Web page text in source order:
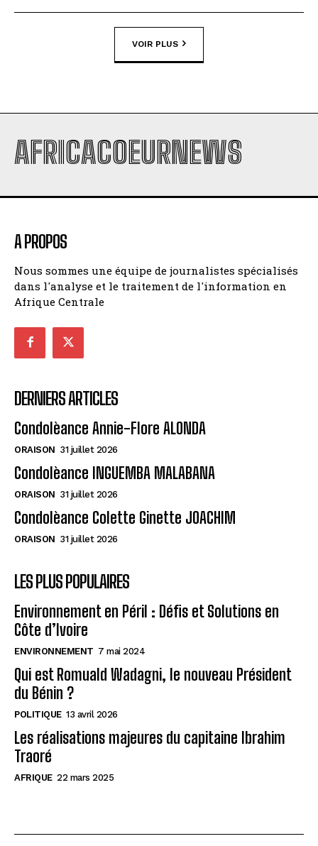
VOIR PLUS
AFRICACOEURNEWS
A PROPOS
Nous sommes une équipe de journalistes spécialisés
dans l'analyse et le traitement de l'information en
Afrique Centrale
DERNIERS ARTICLES
Condolèance Annie-Flore ALONDA
ORAISON 31 juillet 2026
Condolèance INGUEMBA MALABANA
ORAISON 31 juillet 2026
Condolèance Colette Ginette JOACHIM
ORAISON 31 juillet 2026
LES PLUS POPULAIRES
Environnement en Péril : Défis et Solutions en
Côte d’Ivoire
ENVIRONNEMENT 7 mai 2024
Qui est Romuald Wadagni, le nouveau Président
du Bénin ?
POLITIQUE 13 avril 2026
Les réalisations majeures du capitaine Ibrahim
Traoré
AFRIQUE 22 mars 2025